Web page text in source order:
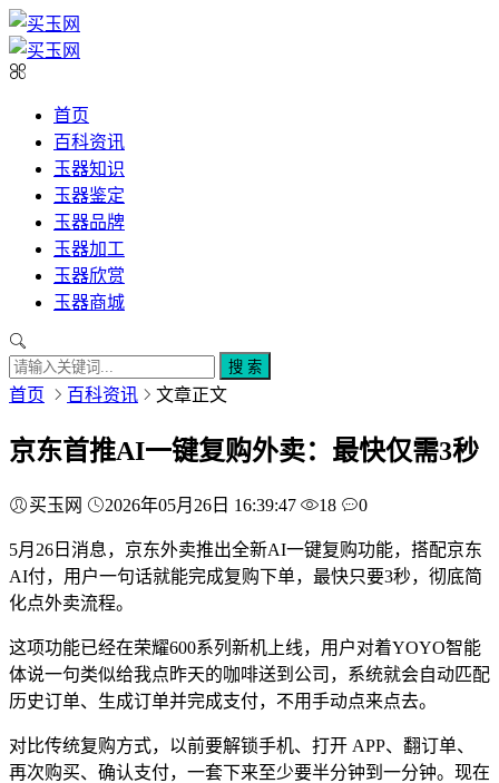
首页
百科资讯
玉器知识
玉器鉴定
玉器品牌
玉器加工
玉器欣赏
玉器商城
搜 索
首页 百科资讯 文章正文
京东首推AI一键复购外卖：最快仅需3秒
买玉网 2026年05月26日 16:39:47 18 0
5月26日消息，京东外卖推出全新AI一键复购功能，搭配京东
AI付，用户一句话就能完成复购下单，最快只要3秒，彻底简
化点外卖流程。
这项功能已经在荣耀600系列新机上线，用户对着YOYO智能
体说一句类似给我点昨天的咖啡送到公司，系统就会自动匹配
历史订单、生成订单并完成支付，不用手动点来点去。
对比传统复购方式，以前要解锁手机、打开 APP、翻订单、
再次购买、确认支付，一套下来至少要半分钟到一分钟。现在